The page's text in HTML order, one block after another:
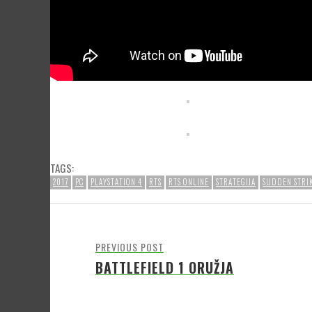
TAGS:
2017 PC PLAYSTATION 4 RTS RTS ONLINE STRATEGIJA SUDDEN
PREVIOUS POST
BATTLEFIELD 1 ORUŽJA